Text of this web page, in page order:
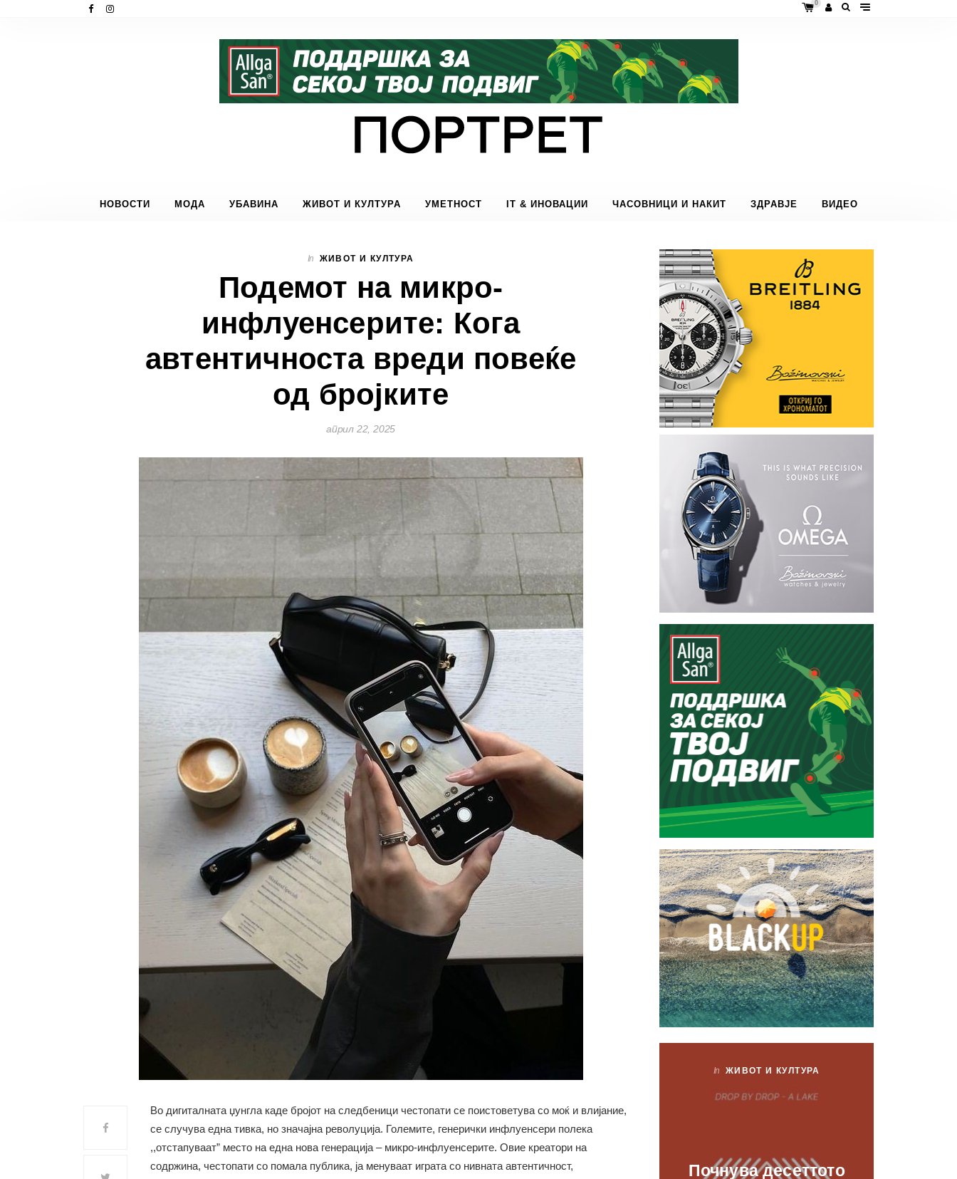
0
НОВОСТИ МОДА УБАВИНА ЖИВОТ И КУЛТУРА УМЕТНОСТ IT & ИНОВАЦИИ ЧАСОВНИЦИ И НАКИТ ЗДРАВЈЕ ВИДЕО
In ЖИВОТ И КУЛТУРА
Подемот на микро-
инфлуенсерите: Кога
автентичноста вреди повеќе
од бројките
април 22, 2025
Во дигиталната џунгла каде бројот на следбеници честопати се поистоветува со моќ и влијание,
се случува една тивка, но значајна револуција. Големите, генерички инфлуенсери полека
,,отстапуваат” место на една нова генерација – микро-инфлуенсерите. Овие креатори на
содржина, честопати со помалa публика, ја менуваат играта со нивната автентичност,
In ЖИВОТ И КУЛТУРА
Почнува десеттото